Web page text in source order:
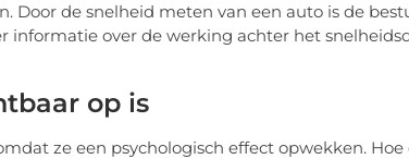
Door de snelheid meten van een auto is de
informatie over de werking achter het
op is
ze een psychologisch effect opwekken.